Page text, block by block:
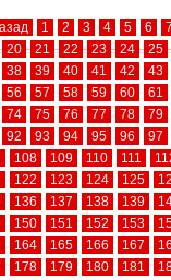
1 2 3 4 5 6
20 21 22 23 24
25
38 39 40 41 42
43
56 57 58 59 60
61
74 75 76 77 78
79
92 93 94 95 96
97
108 109 110 111
122 123 124 125
136 137 138 139
150 151 152 153
164 165 166 167
178 179 180 181